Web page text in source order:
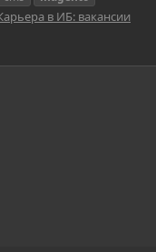
в ИБ: вакансии